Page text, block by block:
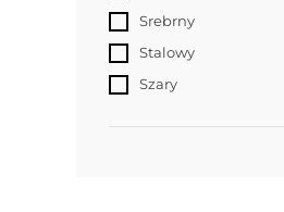
Srebrny
Stalowy
Szary